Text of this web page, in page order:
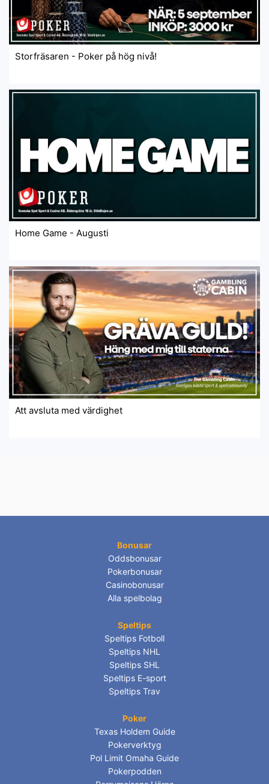
Storfräsaren - Poker på hög nivå!
Home Game - Augusti
Att avsluta med värdighet
Bonusar
Oddsbonusar
Pokerbonusar
Casinobonusar
Alla spelbolag
Speltips
Speltips Fotboll
Speltips NHL
Speltips SHL
Speltips E-sport
Speltips Trav
Poker
Texas Holdem Guide
Pokerverktyg
Pol Limit Omaha Guide
Pokerpodden